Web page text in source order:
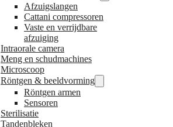
Afzuigslangen
Cattani compressoren
Vaste en verrijdbare
afzuiging
Intraorale camera
Meng en schudmachines
Microscoop
Röntgen & beeldvorming
Röntgen armen
Sensoren
Sterilisatie
Tandenbleken